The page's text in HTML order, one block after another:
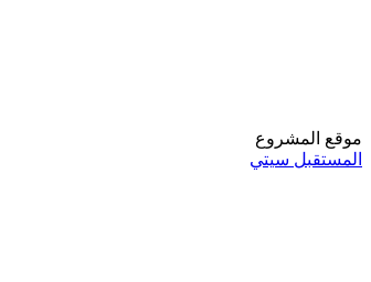
موقع المشروع
المستقبل سيتي